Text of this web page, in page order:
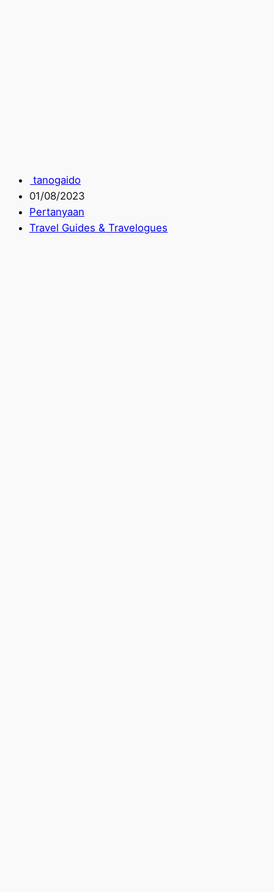
tanogaido
01/08/2023
Pertanyaan
Travel Guides & Travelogues